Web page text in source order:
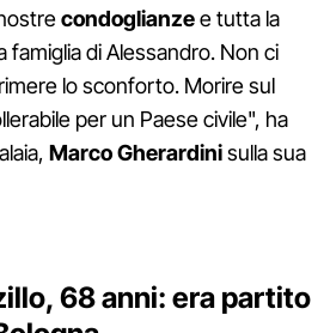
condoglianzee tutta la
famiglia di Alessandro. Non ci
lo sconforto. Morire sul
per un Paese civile", ha
Marco Gherardinisulla sua
68 anni: era partito